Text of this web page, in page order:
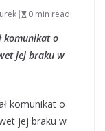
0 min read
komunikat o
jej braku w
komunikat o
jej braku w